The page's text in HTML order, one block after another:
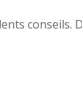
conseils.